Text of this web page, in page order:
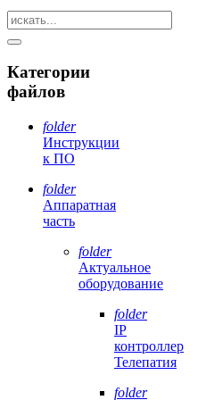
Категории
файлов
folder
Инструкции
к ПО
folder
Аппаратная
часть
folder
Актуальное
оборудование
folder
IP
контроллер
Телепатия
folder